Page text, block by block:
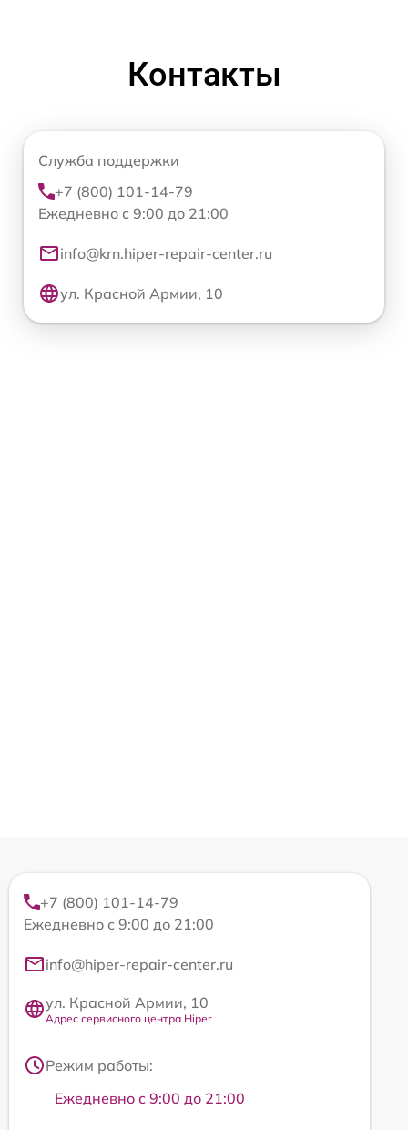
Контакты
Служба поддержки
+7 (800) 101-14-79
Ежедневно с 9:00 до 21:00
info@krn.hiper-repair-center.ru
ул. Красной Армии, 10
+7 (800) 101-14-79
Ежедневно с 9:00 до 21:00
info@hiper-repair-center.ru
ул. Красной Армии, 10
Адрес сервисного центра Hiper
Режим работы:
Ежедневно с 9:00 до 21:00